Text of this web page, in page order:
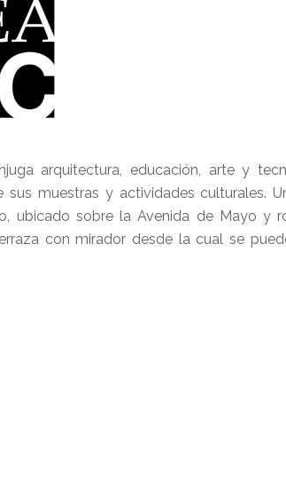
arquitectura, educación, arte y
muestras y actividades culturales.
ubicado sobre la Avenida de Mayo y
con mirador desde la cual se